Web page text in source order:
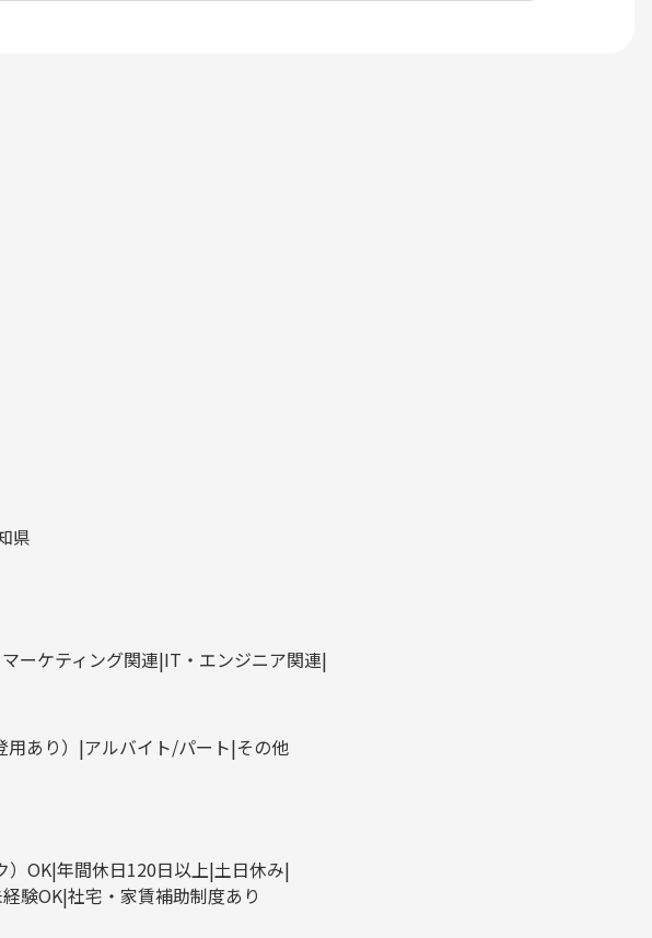
県
ーケティング関連 IT・エンジニア関連
あり） アルバイト/パート その他
）OK 年間休日120日以上 土日休み
験OK 社宅・家賃補助制度あり